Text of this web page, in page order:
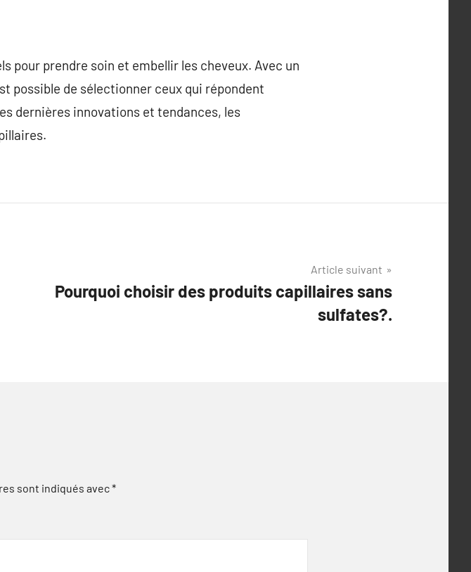
pour prendre soin et embellir les cheveux. Avec un
possible de sélectionner ceux qui répondent
dernières innovations et tendances, les
Article suivant
Pourquoi choisir des produits capillaires sans
sulfates?.
sont indiqués avec*